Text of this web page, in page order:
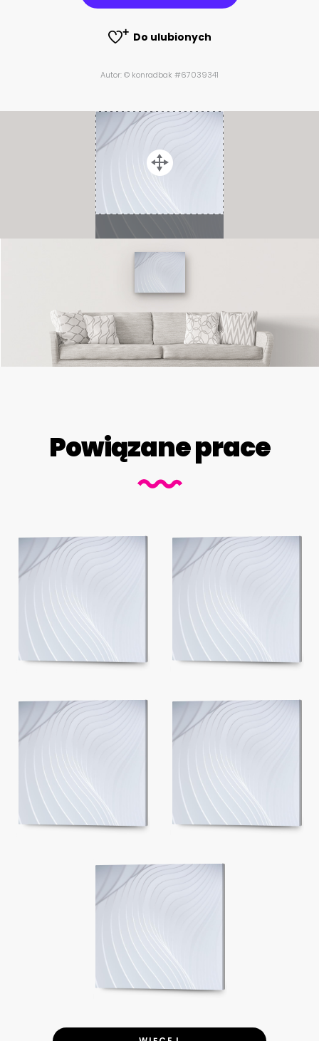
Do ulubionych
Autor: © konradbak #67039341
Powiązane prace